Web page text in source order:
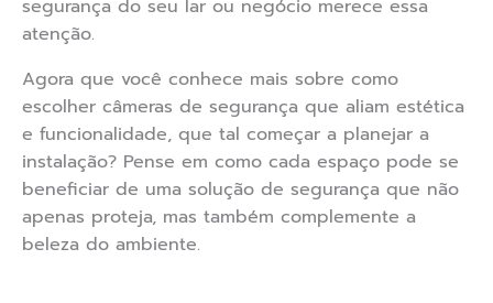
segurança do seu lar ou negócio merece essa
atenção.
Agora que você conhece mais sobre como
escolher câmeras de segurança que aliam estética
e funcionalidade, que tal começar a planejar a
instalação? Pense em como cada espaço pode se
beneficiar de uma solução de segurança que não
apenas proteja, mas também complemente a
beleza do ambiente.